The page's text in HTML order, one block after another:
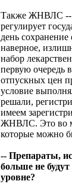
Также ЖНВЛС --
регулирует
день
наверное,
набор
первую очередь
отпускных цен
условие
решали,
имеем
ЖНВЛС. Это во
которые можно
-- Препараты,
больше не
уровне?